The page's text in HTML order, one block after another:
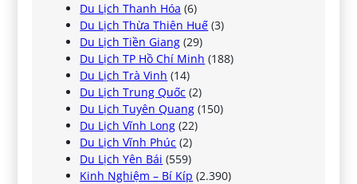
Du Lịch Thanh Hóa (6)
Du Lịch Thừa Thiên Huế (3)
Du Lịch Tiền Giang (29)
Du Lịch TP Hồ Chí Minh (188)
Du Lịch Trà Vinh (14)
Du Lịch Trung Quốc (2)
Du Lịch Tuyên Quang (150)
Du Lịch Vĩnh Long (22)
Du Lịch Vĩnh Phúc (2)
Du Lịch Yên Bái (559)
Kinh Nghiệm – Bí Kíp (2.390)